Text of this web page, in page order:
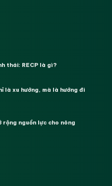
thái: RECP là gì?
là xu hướng, mà là hướng đi
rộng nguồn lực cho nông